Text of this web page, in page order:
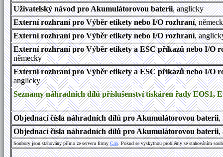
Uživatelský návod pro Akumulátorovou baterii, anglicky
Externí rozhraní pro Výběr etikety nebo I/O rozhraní,
Externí rozhraní pro Výběr etikety nebo I/O rozhraní,
Externí rozhraní pro Výběr etikety a ESC příkazů nebo I/O
německy
Externí rozhraní pro Výběr etikety a ESC příkazů nebo I/O
anglicky
Seznamy náhradních dílů příslušenství tiskáren řady EOS1,
Objednací čísla náhradních dílů pro Akumulátorovou baterii,
Objednací čísla náhradních dílů pro Akumulátorovou baterii,
Soubory jsou stahovány přímo ze serveru firmyCab. Pokud se vyskytnou problémy se stahováním